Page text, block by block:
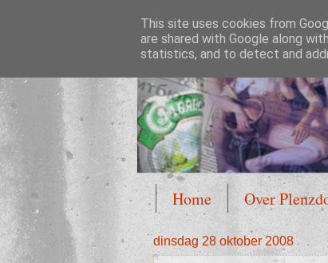
Plenzdorf.nl
Home Over
dinsdag 28 oktober 2008
This site uses cookies from
are shared with Google along
statistics, and to detect and